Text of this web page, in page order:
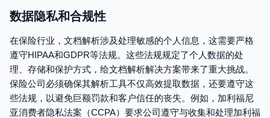
数据隐私和合规性
在保险行业，文档解析涉及处理敏感的个人信息，这需要严格
遵守HIPAA和GDPR等法规。这些法规规定了个人数据的处
理、存储和保护方式，给文档解析解决方案带来了重大挑战。
保险公司必须确保其解析工具不仅高效提取数据，还要遵守这
些法规，以避免巨额罚款和客户信任的丧失。例如，加利福尼
亚消费者隐私法案（CCPA）要求公司遵守与收集和处理加利福